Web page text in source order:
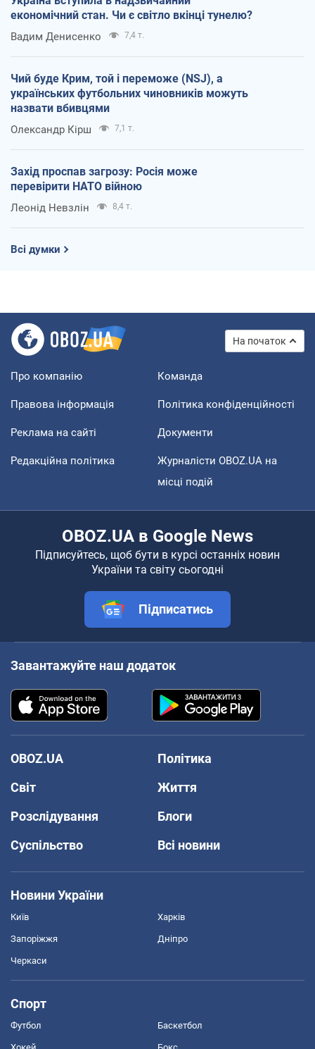
економічний стан. Чи є світло вкінці тунелю?
Вадим Денисенко 7,4 т.
Чий буде Крим, той і переможе (NSJ), а
українських футбольних чиновників можуть
назвати вбивцями
Олександр Кірш 7,1 т.
Захід проспав загрозу: Росія може
перевірити НАТО війною
Леонід Невзлін 8,4 т.
Всі думки
На початок
Про компанію Команда
Правова інформація Політика конфіденційності
Реклама на сайті Документи
Редакційна політика
Журналісти OBOZ.UA на
місці подій
OBOZ.UA в Google News
Підписуйтесь, щоб бути в курсі останніх новин
України та світу сьогодні
Підписатись
Завантажуйте наш додаток
OBOZ.UA
Політика
Світ
Життя
Розслідування
Блоги
Суспільство
Всі новини
Новини України
Київ Харків
Запоріжжя Дніпро
Черкаси
Спорт
Футбол Баскетбол